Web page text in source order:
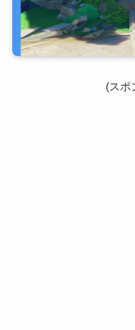
(スポ